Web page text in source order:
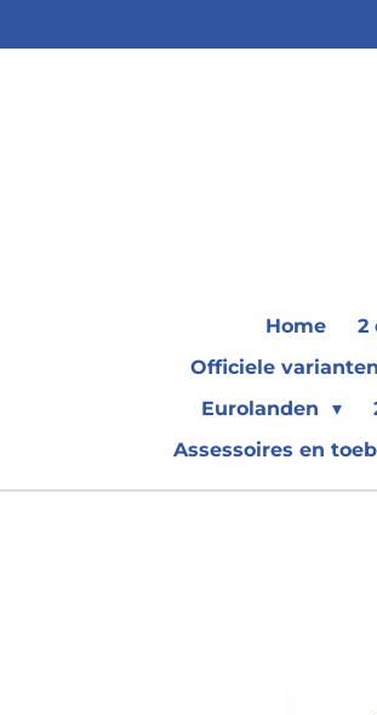
direct
Home 2
Officiele
Eurolanden
Assessoires en